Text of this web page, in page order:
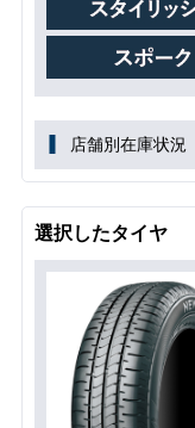
店舗別在庫状況
選択したタイヤ